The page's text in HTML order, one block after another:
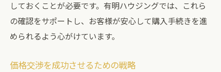
しておくことが必要です。有明ハウジングでは、これら
の確認をサポートし、お客様が安心して購入手続きを進
められるよう心がけています。
価格交渉を成功させるための戦略